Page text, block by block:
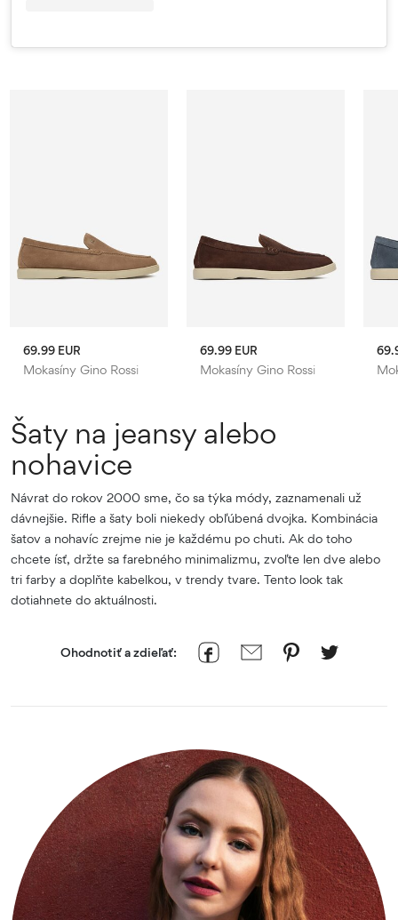
Mokasíny Gino Rossi
69.99 EUR
Mokasíny Gino Rossi
69.99 EUR
Šaty na jeansy alebo
nohavice
Návrat do rokov 2000 sme, čo sa týka módy, zaznamenali už
dávnejšie. Rifle a šaty boli niekedy obľúbená dvojka. Kombinácia
šatov a nohavíc zrejme nie je každému po chuti. Ak do toho
chcete ísť, držte sa farebného minimalizmu, zvoľte len dve alebo
tri farby a doplňte kabelkou, v trendy tvare. Tento look tak
dotiahnete do aktuálnosti.
Ohodnotiť a zdieľať: